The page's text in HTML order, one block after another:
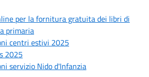
per la fornitura gratuita dei libri di
primaria
centri estivi 2025
2025
servizio Nido d'Infanzia